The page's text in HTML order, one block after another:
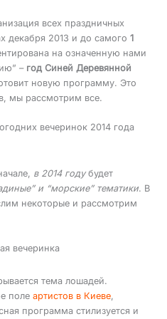
всех праздничных
декабря 2013 и до самого 1
на означенную нами
– год Синей Деревянной
новую программу. Это
мы рассмотрим все.
вечеринок 2014 года
в 2014 годубудет
и “морские” тематики. В
некоторые и рассмотрим
вечеринка
тема лошадей.
поле артистов в Киеве,
программа стилизуется и